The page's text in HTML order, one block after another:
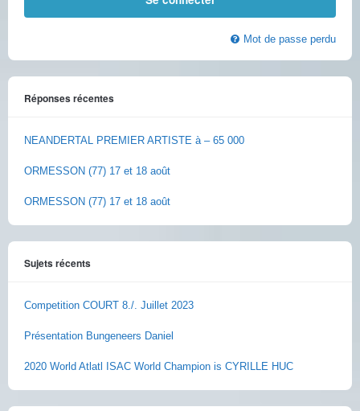
Mot de passe perdu
Réponses récentes
NEANDERTAL PREMIER ARTISTE à – 65 000
ORMESSON (77) 17 et 18 août
ORMESSON (77) 17 et 18 août
Sujets récents
Competition COURT 8./. Juillet 2023
Présentation Bungeneers Daniel
2020 World Atlatl ISAC World Champion is CYRILLE HUC